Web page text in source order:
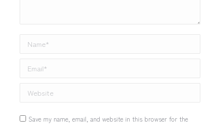
Name *
Email *
Website
Save my name, email, and website in this browser for the